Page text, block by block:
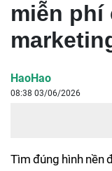
miễn phí
HaoHao
08:38 03/06/2026
Tìm đúng hình nền